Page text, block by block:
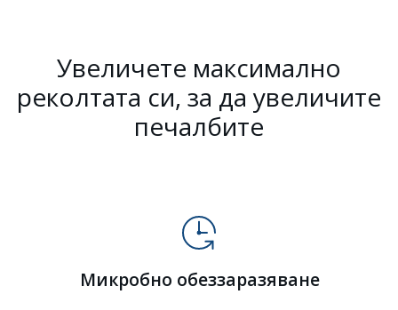
Увеличете максимално
реколтата си, за да увеличите
печалбите
Микробно обеззаразяване